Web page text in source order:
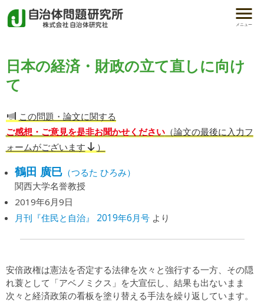
メニュー
日本の経済・財政の立て直しに向け
て
この問題・論文に関する
ご感想・ご意見を是非お聞かせください（論文の最後に入力フ
ォームがございます
）
鶴田 廣巳（つるた ひろみ）
関西大学名誉教授
2019年6月9日
月刊『住民と自治』 2019年6月号より
安倍政権は憲法を否定する法律を次々と強行する一方、その隠
れ蓑として「アベノミクス」を大宣伝し、結果も出ないまま
次々と経済政策の看板を塗り替える手法を繰り返しています。